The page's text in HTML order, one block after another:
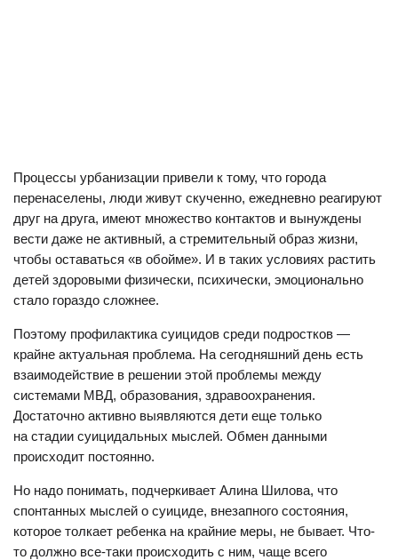
Процессы урбанизации привели к тому, что города
перенаселены, люди живут скученно, ежедневно реагируют
друг на друга, имеют множество контактов и вынуждены
вести даже не активный, а стремительный образ жизни,
чтобы оставаться «в обойме». И в таких условиях растить
детей здоровыми физически, психически, эмоционально
стало гораздо сложнее.
Поэтому профилактика суицидов среди подростков —
крайне актуальная проблема. На сегодняшний день есть
взаимодействие в решении этой проблемы между
системами МВД, образования, здравоохранения.
Достаточно активно выявляются дети еще только
на стадии суицидальных мыслей. Обмен данными
происходит постоянно.
Но надо понимать, подчеркивает Алина Шилова, что
спонтанных мыслей о суициде, внезапного состояния,
которое толкает ребенка на крайние меры, не бывает. Что-
то должно все-таки происходить с ним, чаще всего